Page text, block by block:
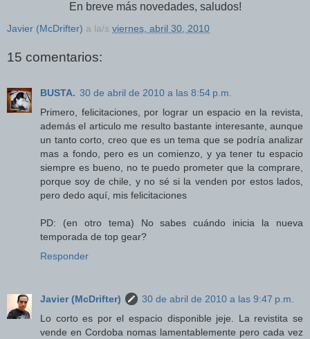
En breve más novedades, saludos!
Javier (McDrifter) a la/s viernes, abril 30, 2010
15 comentarios:
BUSTA. 30 de abril de 2010 a las 8:54 p.m.
Primero, felicitaciones, por lograr un espacio en la revista,
además el articulo me resulto bastante interesante, aunque
un tanto corto, creo que es un tema que se podría analizar
mas a fondo, pero es un comienzo, y ya tener tu espacio
siempre es bueno, no te puedo prometer que la comprare,
porque soy de chile, y no sé si la venden por estos lados,
pero dedo aquí, mis felicitaciones
PD: (en otro tema) No sabes cuándo inicia la nueva
temporada de top gear?
Responder
Javier (McDrifter)
30 de abril de 2010 a las 9:47 p.m.
Lo corto es por el espacio disponible jeje. La revistita se
vende en Cordoba nomas lamentablemente pero cada vez